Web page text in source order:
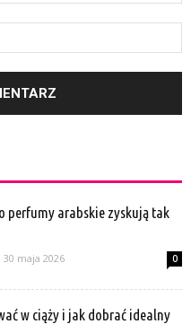
perfumy arabskie zyskują tak
30 maja 2026 0
w ciąży i jak dobrać idealny